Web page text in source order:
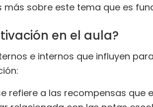
más sobre este tema que es
en el aula?
e internos que influyen
refiere a las recompensas que